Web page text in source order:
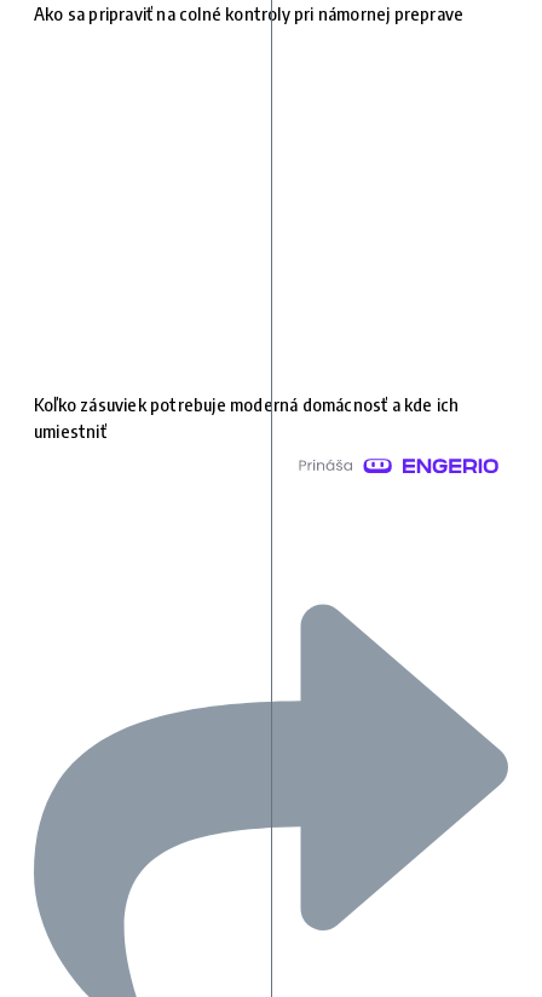
Ako sa pripraviť na colné kontroly pri námornej preprave
Koľko zásuviek potrebuje moderná domácnosť a kde ich
umiestniť